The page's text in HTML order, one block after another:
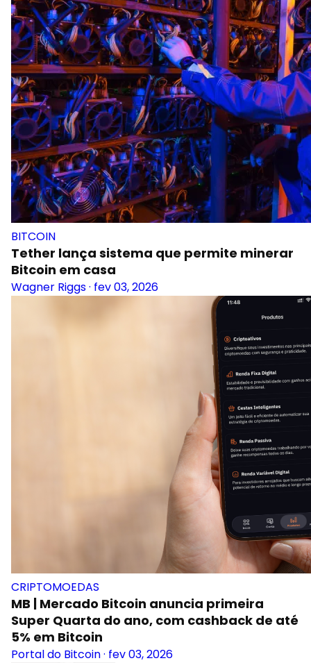
BITCOIN
Tether lança sistema que permite minerar
Bitcoin em casa
Wagner Riggs· fev 03, 2026
CRIPTOMOEDAS
MB | Mercado Bitcoin anuncia primeira
Super Quarta do ano, com cashback de até
5% em Bitcoin
Portal do Bitcoin· fev 03, 2026